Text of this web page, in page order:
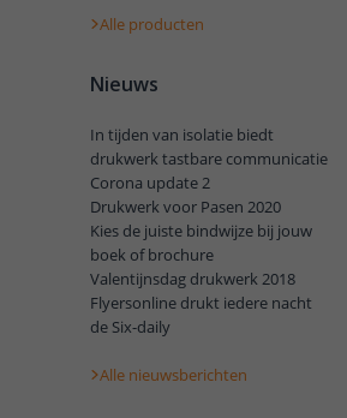
Alle producten
Nieuws
In tijden van isolatie biedt
drukwerk tastbare communicatie
Corona update 2
Drukwerk voor Pasen 2020
Kies de juiste bindwijze bij jouw
boek of brochure
Valentijnsdag drukwerk 2018
Flyersonline drukt iedere nacht
de Six-daily
Alle nieuwsberichten